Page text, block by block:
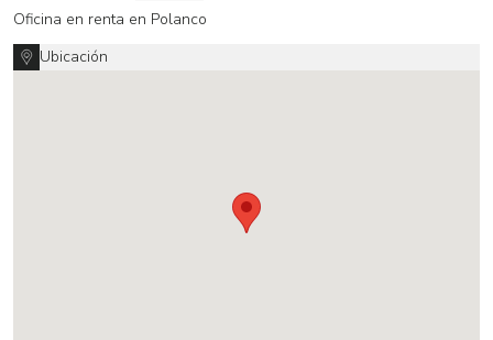
Oficina en renta en Polanco
Ubicación